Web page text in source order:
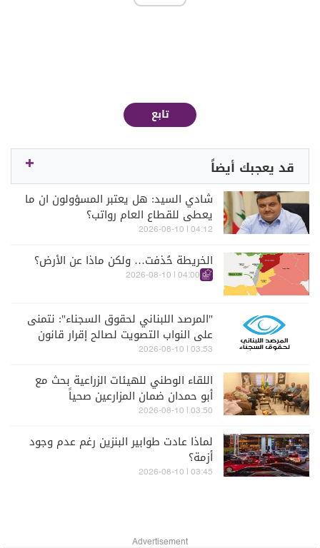
تابع
قد يعجبك أيضاً
شادي السيد: هل يعتبر المسؤولون ان ما
يعطى للقطاع العام رواتب؟
04:12 | 2026-08-10
الخريطة حُذفت… ولكن ماذا عن الأرض؟
04:00 | 2026-08-10
"المرصد اللبناني لحقوق السجناء": نتمنى
على النواب التصويت لصالح إقرار قانون
العفو العام
03:53 | 2026-08-10
اللقاء الوطني للهيئات الزراعية بحث مع
أبو حمدان ضمان المزارعين صحياً
03:50 | 2026-08-10
لماذا عادت طوابير البنزين رغم عدم وجود
أزمة؟
03:45 | 2026-08-10
Advertisement